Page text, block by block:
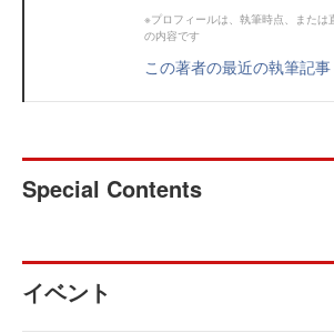
※プロフィールは、執筆時点、または
の内容です
この著者の最近の執筆記事
Special Contents
イベント